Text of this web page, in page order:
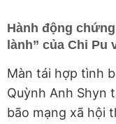
Hành động
lành” của Chi Pu
Màn tái hợp tình
Quỳnh Anh Shyn
bão mạng xã hội